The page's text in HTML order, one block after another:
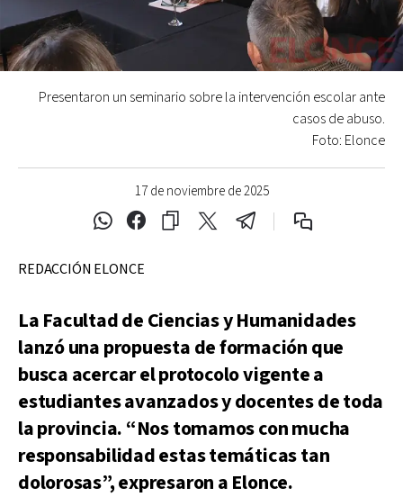
17 de noviembre de 2025
Presentaron un seminario sobre la intervención escolar ante
casos de abuso.
Foto: Elonce
REDACCIÓN ELONCE
La Facultad de Ciencias y Humanidades
lanzó una propuesta de formación que
busca acercar el protocolo vigente a
estudiantes avanzados y docentes de toda
la provincia. “Nos tomamos con mucha
responsabilidad estas temáticas tan
dolorosas”, expresaron a Elonce.